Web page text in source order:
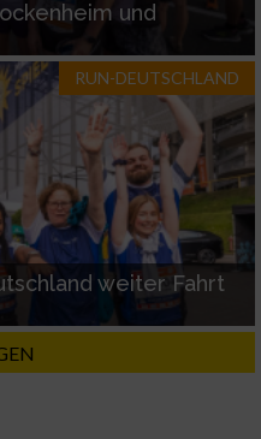
und
RUN-DEUTSCHLAND
weiter Fahrt